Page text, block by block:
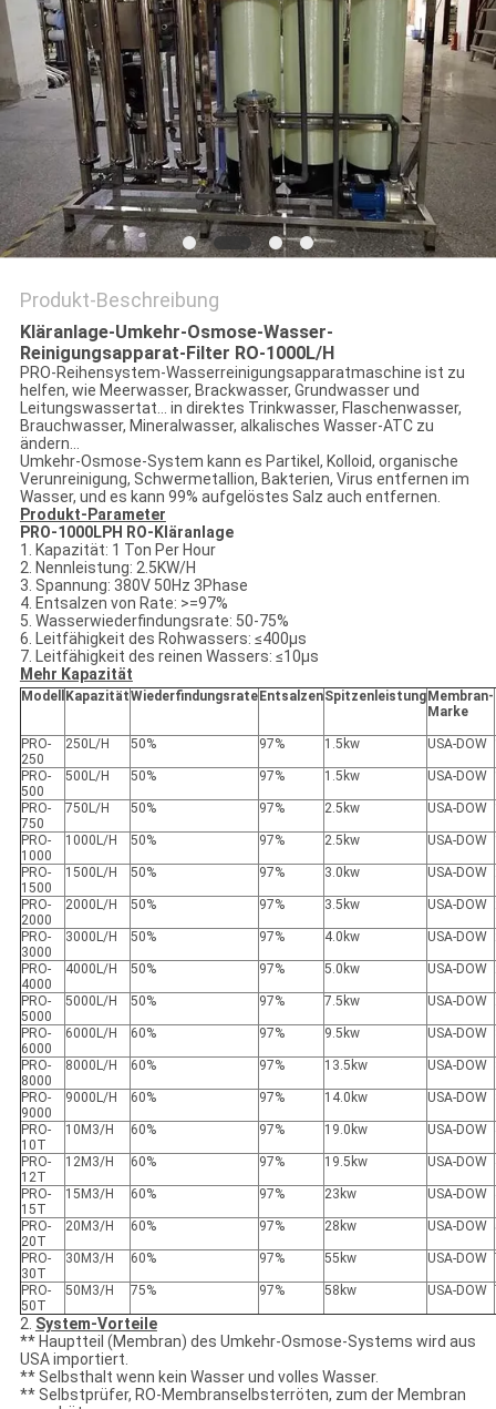
PRIVACY
POLICY
Produkt-Beschreibung
Kläranlage-Umkehr-Osmose-Wasser-
Reinigungsapparat-Filter RO-1000L/H
PRO-Reihensystem-Wasserreinigungsapparatmaschine ist zu
helfen, wie Meerwasser, Brackwasser, Grundwasser und
Leitungswassertat… in direktes Trinkwasser, Flaschenwasser,
Brauchwasser, Mineralwasser, alkalisches Wasser-ATC zu
ändern…
Umkehr-Osmose-System kann es Partikel, Kolloid, organische
Verunreinigung, Schwermetallion, Bakterien, Virus entfernen im
Wasser, und es kann 99% aufgelöstes Salz auch entfernen.
Produkt-Parameter
PRO-1000LPH RO-Kläranlage
1. Kapazität: 1 Ton Per Hour
2. Nennleistung: 2.5KW/H
3. Spannung: 380V 50Hz 3Phase
4. Entsalzen von Rate: >=97%
5. Wasserwiederfindungsrate: 50-75%
6. Leitfähigkeit des Rohwassers: ≤400μs
7. Leitfähigkeit des reinen Wassers: ≤10μs
Mehr Kapazität
Modell KapazitätWiederfindungsrate EntsalzenSpitzenleistung Membran-
Marke
PRO-
250
250L/H 50% 97% 1.5kw USA-DOW
PRO-
500
500L/H 50% 97% 1.5kw USA-DOW
PRO-
750
750L/H 50% 97% 2.5kw USA-DOW
PRO-
1000
1000L/H 50% 97% 2.5kw USA-DOW
PRO-
1500
1500L/H 50% 97% 3.0kw USA-DOW
PRO-
2000
2000L/H 50% 97% 3.5kw USA-DOW
PRO-
3000
3000L/H 50% 97% 4.0kw USA-DOW
PRO-
4000
4000L/H 50% 97% 5.0kw USA-DOW
PRO-
5000
5000L/H 50% 97% 7.5kw USA-DOW
PRO-
6000
6000L/H 60% 97% 9.5kw USA-DOW
PRO-
8000
8000L/H 60% 97% 13.5kw USA-DOW
PRO-
9000
9000L/H 60% 97% 14.0kw USA-DOW
PRO-
10T
10M3/H 60% 97% 19.0kw USA-DOW
PRO-
12T
12M3/H 60% 97% 19.5kw USA-DOW
PRO-
15T
15M3/H 60% 97% 23kw USA-DOW
PRO-
20T
20M3/H 60% 97% 28kw USA-DOW
PRO-
30T
30M3/H 60% 97% 55kw USA-DOW
PRO-
50T
50M3/H 75% 97% 58kw USA-DOW
2. System-Vorteile
** Hauptteil (Membran) des Umkehr-Osmose-Systems wird aus
USA importiert.
** Selbsthalt wenn kein Wasser und volles Wasser.
** Selbstprüfer, RO-Membranselbsterröten, zum der Membran